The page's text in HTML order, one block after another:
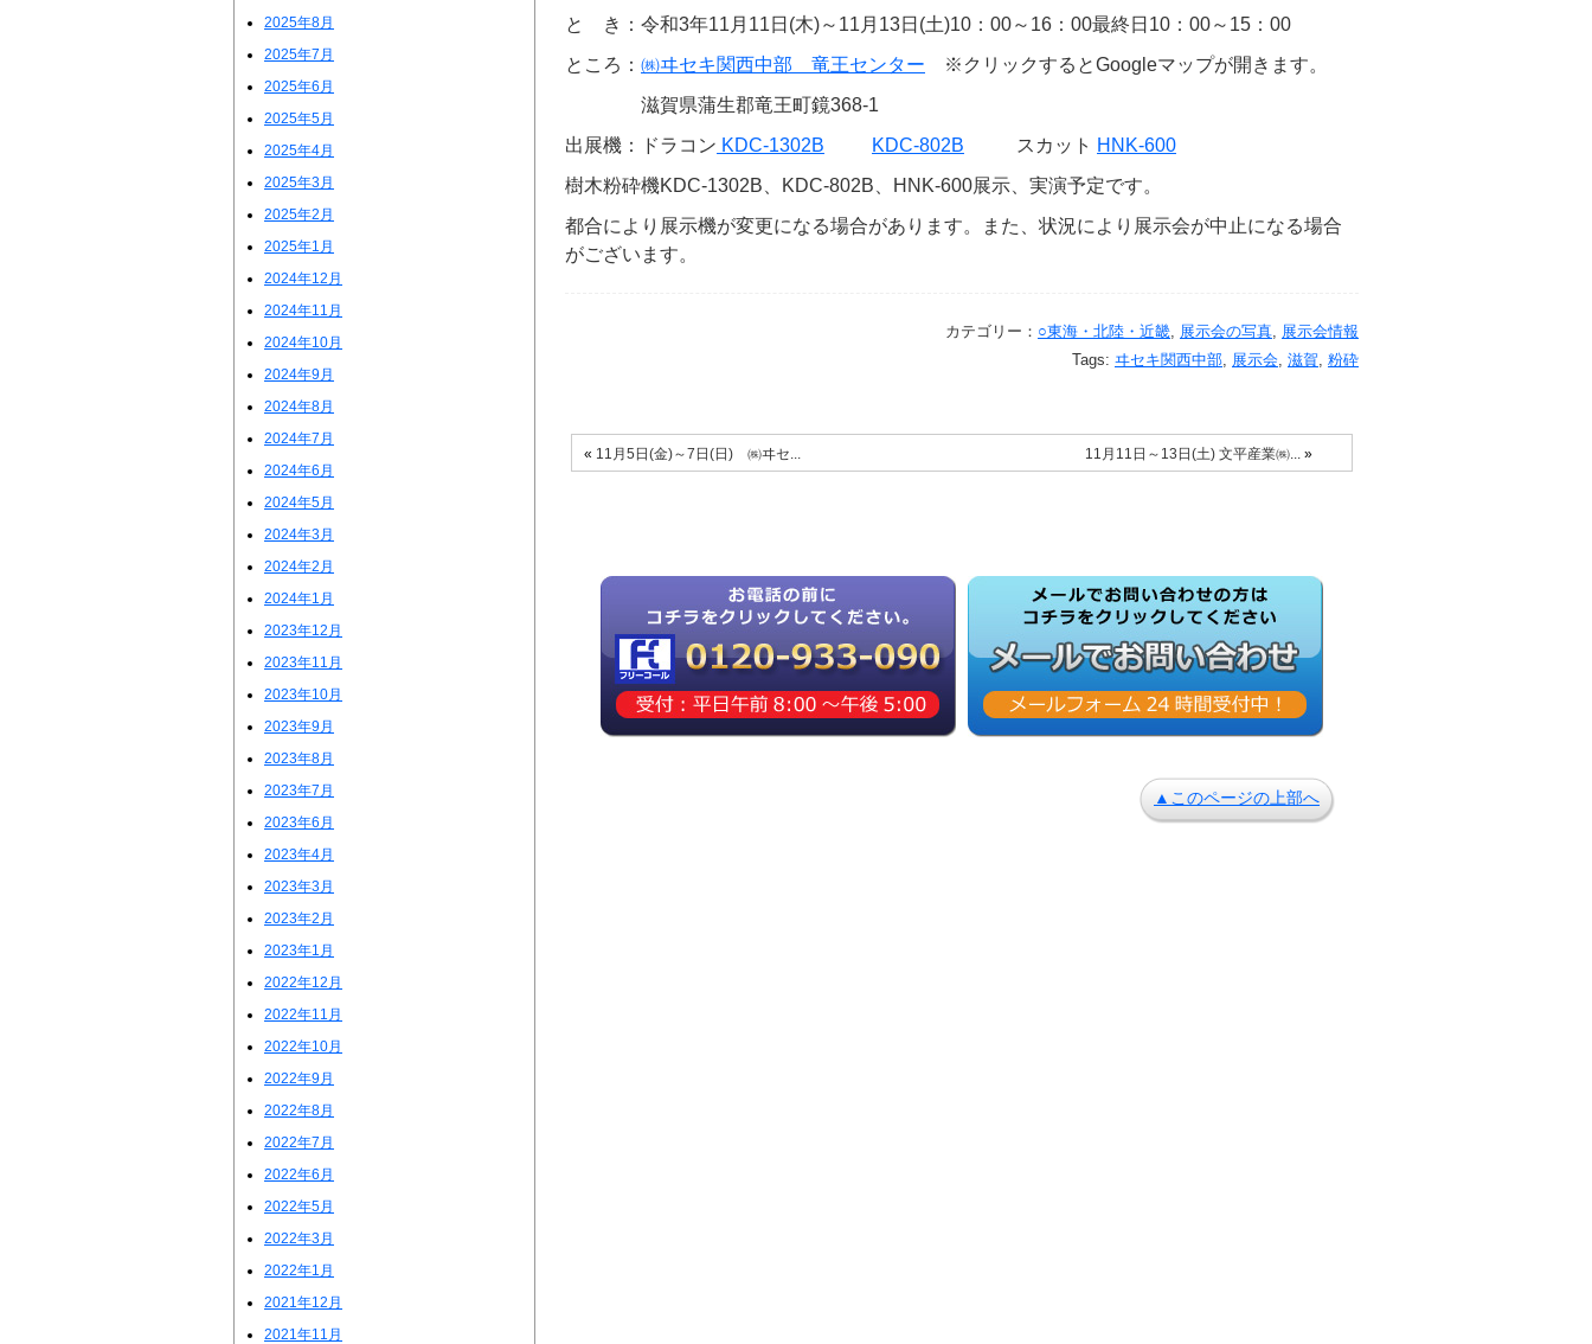
2025年8月
2025年7月
2025年6月
2025年5月
2025年4月
2025年3月
2025年2月
2025年1月
2024年12月
2024年11月
2024年10月
2024年9月
2024年8月
2024年7月
2024年6月
2024年5月
2024年3月
2024年2月
2024年1月
2023年12月
2023年11月
2023年10月
2023年9月
2023年8月
2023年7月
2023年6月
2023年4月
2023年3月
2023年2月
2023年1月
2022年12月
2022年11月
2022年10月
2022年9月
2022年8月
2022年7月
2022年6月
2022年5月
2022年3月
2022年1月
2021年12月
2021年11月
と き：令和3年11月11日(木)～11月13日(土)10：00～16：00最終日10：00～15：00
ところ： ㈱ヰセキ関西中部 竜王センター
※クリックするとGoogleマップが開きます。
滋賀県蒲生郡竜王町鏡368-1
出展機：ドラコン KDC-1302B KDC-802B スカット HNK-600
樹木粉砕機KDC-1302B、KDC-802B、HNK-600展示、実演予定です。
都合により展示機が変更になる場合があります。また、状況により展示会が中止になる場合
がございます。
カテゴリー： ○東海・北陸・近畿, 展示会の写真, 展示会情報
Tags: ヰセキ関西中部, 展示会, 滋賀, 粉砕
« 11月5日(金)～7日(日) ㈱ヰセ... 11月11日～13日(土) 文平産業㈱... »
▲このページの上部へ